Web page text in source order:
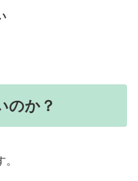
のか？